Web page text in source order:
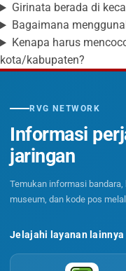
Girinata berada di
Bagaimana
Kenapa harus
kota/kabupaten?
RVG NETWORK
Informasi
jaringan
Temukan informasi
museum, dan kode pos
Jelajahi layanan lainnya